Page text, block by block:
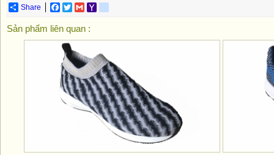
Share Facebook
TwitterGmail
Sản phẩm liên quan :